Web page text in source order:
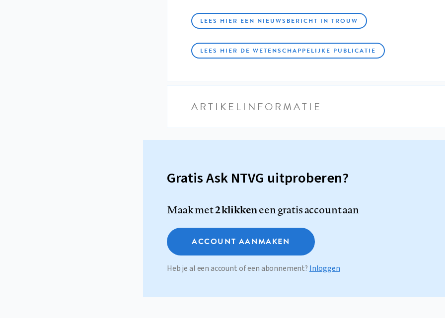
LEES HIER EEN NIEUWSBERICHT IN TROUW
LEES HIER DE WETENSCHAPPELIJKE PUBLICATIE
ARTIKELINFORMATIE
Gratis Ask NTVG uitproberen?
Maak met2 klikkeneen gratis account aan
ACCOUNT AANMAKEN
Heb je al een account of een abonnement? Inloggen